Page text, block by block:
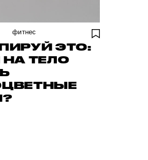
фитнес
ЭТО:
НА ТЕЛО